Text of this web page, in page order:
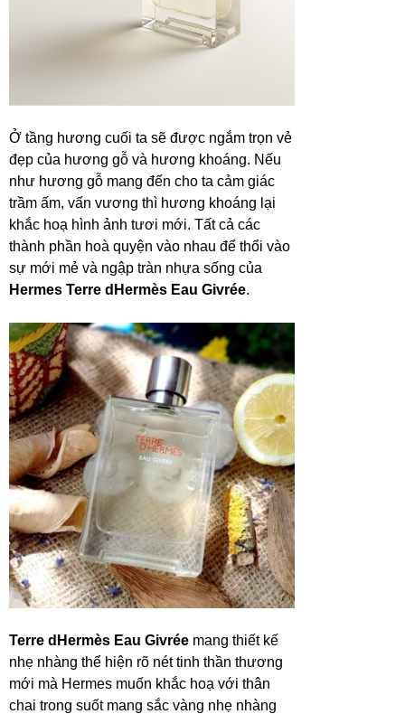
Ở tầng hương cuối ta sẽ được ngắm trọn vẻ
đẹp của hương gỗ và hương khoáng. Nếu
như hương gỗ mang đến cho ta cảm giác
trầm ấm, vấn vương thì hương khoáng lại
khắc hoạ hình ảnh tươi mới. Tất cả các
thành phần hoà quyện vào nhau để thổi vào
sự mới mẻ và ngập tràn nhựa sống của
Hermes Terre dHermès Eau Givrée.
Terre dHermès Eau Givrée mang thiết kế
nhẹ nhàng thể hiện rõ nét tinh thần thương
mới mà Hermes muốn khắc hoạ với thân
chai trong suốt mang sắc vàng nhẹ nhàng